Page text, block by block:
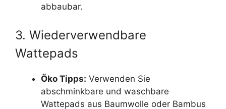
abbaubar.
3. Wiederverwendbare
Wattepads
Öko Tipps: Verwenden Sie
abschminkbare und waschbare
Wattepads aus Baumwolle oder Bambus